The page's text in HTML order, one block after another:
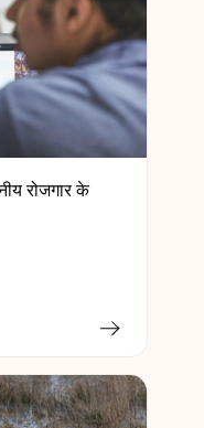
रोजगार के